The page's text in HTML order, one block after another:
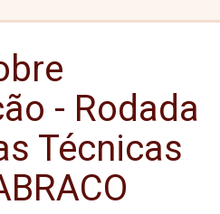
- Rodada
Técnicas